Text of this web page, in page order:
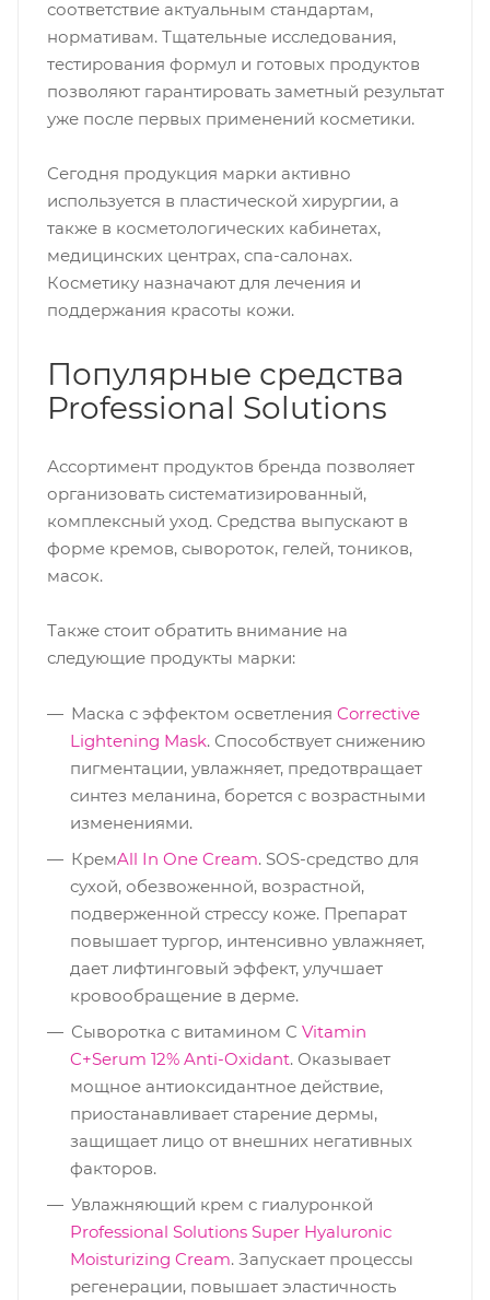
соответствие актуальным стандартам,
нормативам. Тщательные исследования,
тестирования формул и готовых продуктов
позволяют гарантировать заметный результат
уже после первых применений косметики.
Сегодня продукция марки активно
используется в пластической хирургии, а
также в косметологических кабинетах,
медицинских центрах, спа-салонах.
Косметику назначают для лечения и
поддержания красоты кожи.
Популярные средства
Professional Solutions
Ассортимент продуктов бренда позволяет
организовать систематизированный,
комплексный уход. Средства выпускают в
форме кремов, сывороток, гелей, тоников,
масок.
Также стоит обратить внимание на
следующие продукты марки:
Маска с эффектом осветления Corrective
Lightening Mask. Способствует снижению
пигментации, увлажняет, предотвращает
синтез меланина, борется с возрастными
изменениями.
КремAll In One Cream. SOS-средство для
сухой, обезвоженной, возрастной,
подверженной стрессу коже. Препарат
повышает тургор, интенсивно увлажняет,
дает лифтинговый эффект, улучшает
кровообращение в дерме.
Сыворотка с витамином C Vitamin
C+Serum 12% Anti-Oxidant. Оказывает
мощное антиоксидантное действие,
приостанавливает старение дермы,
защищает лицо от внешних негативных
факторов.
Увлажняющий крем с гиалуронкой
Professional Solutions Super Hyaluronic
Moisturizing Cream. Запускает процессы
регенерации, повышает эластичность